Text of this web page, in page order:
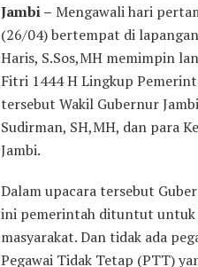
Jambi – Mengawali hari
(26/04) bertempat di
Haris, S.Sos,MH memimpin
Fitri 1444 H Lingkup
tersebut Wakil Gubernur
Sudirman, SH,MH, dan para
Jambi.
Dalam upacara tersebut
ini pemerintah dituntut untuk
masyarakat. Dan tidak ada
Pegawai Tidak Tetap (PTT)